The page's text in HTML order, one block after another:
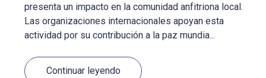
presenta un impacto en la comunidad anfitriona local.
Las organizaciones internacionales apoyan esta
actividad por su contribución a la paz mundia...
Continuar leyendo